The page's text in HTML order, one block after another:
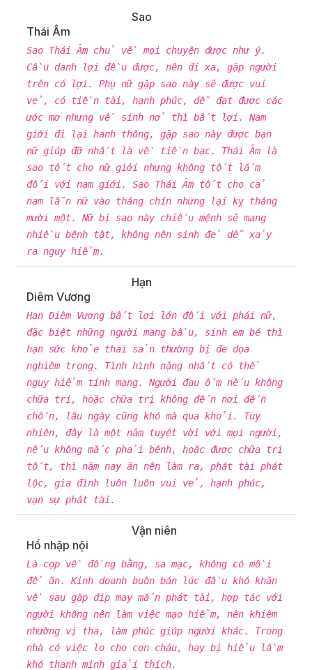
Sao
Thái Âm
Sao Thái Âm chủ về mọi chuyện được như ý.
Cầu danh lợi đều được, nên đi xa, gặp người
trên có lợi. Phụ nữ gặp sao này sẽ được vui
vẻ, có tiền tài, hạnh phúc, dễ đạt được các
ước mơ nhưng về sinh nở thì bất lợi. Nam
giới đi lại hanh thông, gặp sao này được bạn
nữ giúp đỡ nhất là về tiền bạc. Thái Âm là
sao tốt cho nữ giới nhưng không tốt lắm
đối với nam giới. Sao Thái Âm tốt cho cả
nam lẫn nữ vào tháng chín nhưng lại kỵ tháng
mười một. Nữ bị sao này chiếu mệnh sẽ mang
nhiều bệnh tật, không nên sinh đẻ dễ xảy
ra nguy hiểm.
Hạn
Diêm Vương
Hạn Diêm Vương bất lợi lớn đối với phái nữ,
đặc biệt những người mang bầu, sinh em bé thì
hạn sức khỏe thai sản thường bị đe dọa
nghiêm trọng. Tình hình nặng nhất có thể
nguy hiểm tính mạng. Người đau ốm nếu không
chữa trị, hoặc chữa trị không đến nơi đến
chốn, lâu ngày cũng khó mà qua khỏi. Tuy
nhiên, đây là một năm tuyệt vời với mọi người,
nếu không mắc phải bệnh, hoặc được chữa trị
tốt, thì năm nay ăn nên làm ra, phát tài phát
lộc, gia đình luôn luôn vui vẻ, hạnh phúc,
vạn sự phát tài.
Vận niên
Hổ nhập nội
Là cọp về đồng bằng, sa mạc, không có mồi
để ăn. Kinh doanh buôn bán lúc đầu khó khăn
về sau gặp dịp may mắn phát tài, hợp tác với
người không nên làm việc mạo hiểm, nên khiêm
nhường vị tha, làm phúc giúp người khác. Trong
nhà có việc lo cho con cháu, hay bị hiểu lầm
khó thanh minh giải thích.